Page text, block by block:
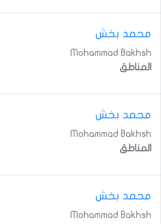
محمد بخش
Mohammad Bakhsh
المناطق
محمد بخش
Mohammad Bakhsh
المناطق
محمد بخش
Mohammad Bakhsh